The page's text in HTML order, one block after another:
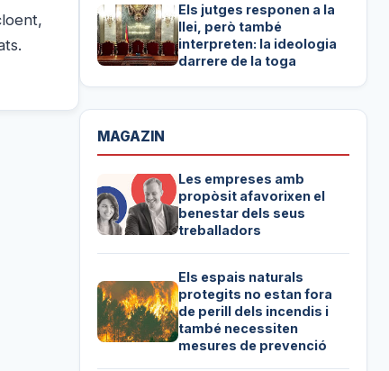
Els jutges responen a la
llei, però també
interpreten: la ideologia
darrere de la toga
MAGAZIN
Les empreses amb
propòsit afavorixen el
benestar dels seus
treballadors
Els espais naturals
protegits no estan fora
de perill dels incendis i
també necessiten
mesures de prevenció